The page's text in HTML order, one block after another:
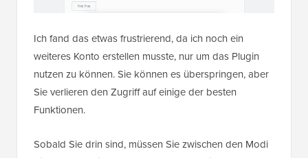
Ich fand das etwas frustrierend, da ich noch ein
weiteres Konto erstellen musste, nur um das Plugin
nutzen zu können. Sie können es überspringen, aber
Sie verlieren den Zugriff auf einige der besten
Funktionen.
Sobald Sie drin sind, müssen Sie zwischen den Modi